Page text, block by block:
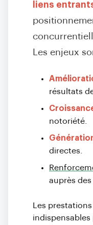
liens
Les enjeux
résultats
notoriété.
directes.
auprès
Les